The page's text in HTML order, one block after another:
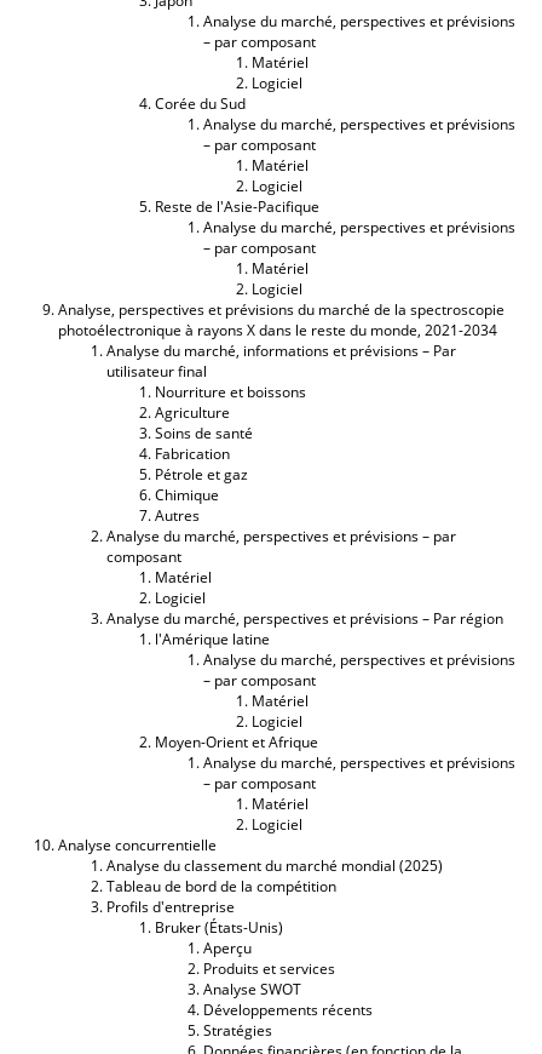
Analyse du marché, perspectives et prévisions
– par composant
Matériel
Logiciel
Corée du Sud
Analyse du marché, perspectives et prévisions
– par composant
Matériel
Logiciel
Reste de l'Asie-Pacifique
Analyse du marché, perspectives et prévisions
– par composant
Matériel
Logiciel
Analyse, perspectives et prévisions du marché de la spectroscopie
photoélectronique à rayons X dans le reste du monde, 2021-2034
Analyse du marché, informations et prévisions – Par
utilisateur final
Nourriture et boissons
Agriculture
Soins de santé
Fabrication
Pétrole et gaz
Chimique
Autres
Analyse du marché, perspectives et prévisions – par
composant
Matériel
Logiciel
Analyse du marché, perspectives et prévisions – Par région
l'Amérique latine
Analyse du marché, perspectives et prévisions
– par composant
Matériel
Logiciel
Moyen-Orient et Afrique
Analyse du marché, perspectives et prévisions
– par composant
Matériel
Logiciel
Analyse concurrentielle
Analyse du classement du marché mondial (2025)
Tableau de bord de la compétition
Profils d'entreprise
Bruker (États-Unis)
Aperçu
Produits et services
Analyse SWOT
Développements récents
Stratégies